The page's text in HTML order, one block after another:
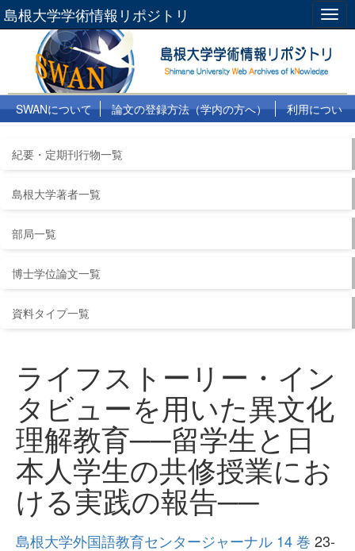
島根大学学術情報リポジトリ
SWANについて 論文の登録方法（学内の方へ）
利用につい
紀要・定期刊行物一覧
島根大学著者一覧
部局一覧
博士学位論文一覧
資料タイプ一覧
ライフストーリー・イン
タビューを用いた異文化
理解教育──留学生と日
本人学生の共修授業にお
ける実践の報告──
島根大学外国語教育センタージャーナル 14 巻 23-